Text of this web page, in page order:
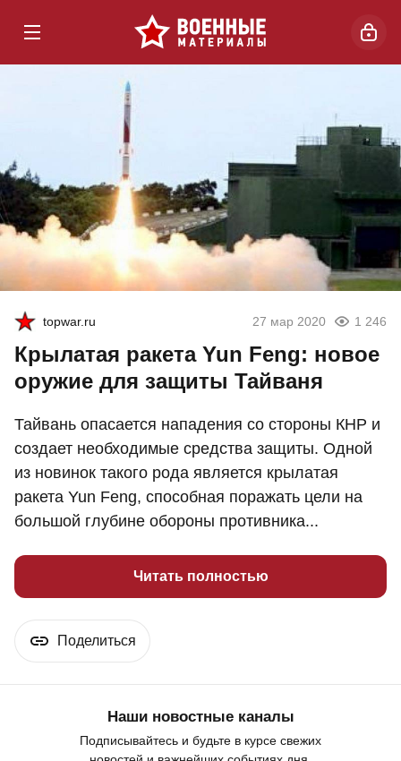
topwar.ru 27 мар 2020 1 246
Крылатая ракета Yun Feng: новое
оружие для защиты Тайваня
Тайвань опасается нападения со стороны КНР и
создает необходимые средства защиты. Одной
из новинок такого рода является крылатая
ракета Yun Feng, способная поражать цели на
большой глубине обороны противника...
Читать полностью
Поделиться
Наши новостные каналы
Подписывайтесь и будьте в курсе свежих